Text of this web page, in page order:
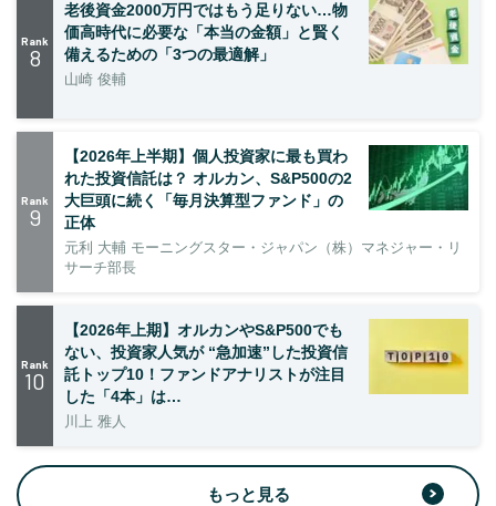
Rank
8
老後資金2000万円ではもう足りない…物
価高時代に必要な「本当の金額」と賢く
備えるための「3つの最適解」
山崎 俊輔
Rank
9
【2026年上半期】個人投資家に最も買わ
れた投資信託は？ オルカン、S&P500の2
大巨頭に続く「毎月決算型ファンド」の
正体
元利 大輔 モーニングスター・ジャパン（株）マネジャー・リ
サーチ部長
Rank
10
【2026年上期】オルカンやS&P500でも
ない、投資家人気が “急加速”した投資信
託トップ10！ファンドアナリストが注目
した「4本」は…
川上 雅人
もっと見る